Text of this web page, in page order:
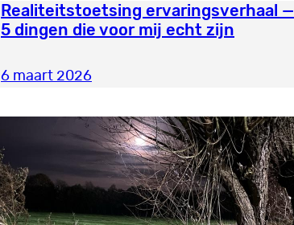
Realiteitstoetsing ervaringsverhaal —
5 dingen die voor mij echt zijn
6 maart 2026